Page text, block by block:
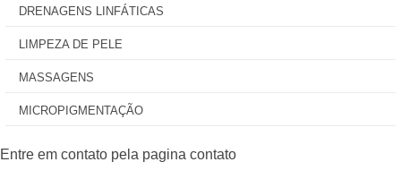
DRENAGENS LINFÁTICAS
LIMPEZA DE PELE
MASSAGENS
MICROPIGMENTAÇÃO